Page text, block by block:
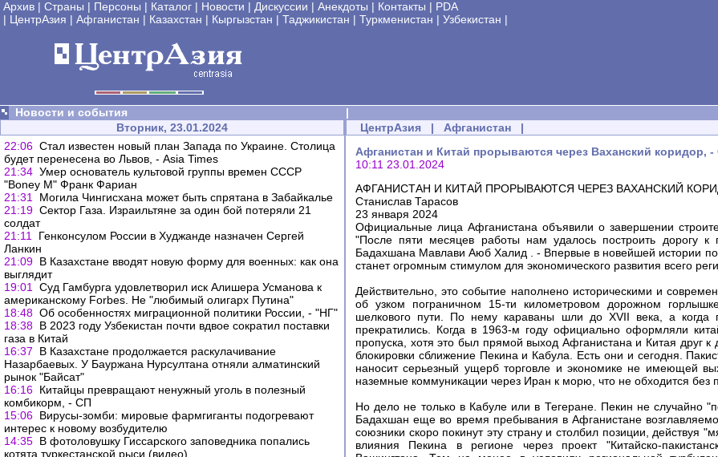
Архив | Страны | Персоны | Каталог | Новости | Дискуссии | Анекдоты | Контакты | PDA
| ЦентрАзия | Афганистан | Казахстан | Кыргызстан | Таджикистан | Туркменистан | Узбекистан |
Новости и события
|
Вторник, 23.01.2024
22:06 Стал известен новый план Запада по Украине. Столица
будет перенесена во Львов, - Asia Times
21:34 Умер основатель культовой группы времен СССР
"Boney M" Франк Фариан
21:31
Могила Чингисхана может быть спрятана в Забайкалье
21:19 Сектор Газа. Израильтяне за один бой потеряли 21
солдат
21:11
Генконсулом России в Худжанде назначен Сергей
Ланкин
21:09 В Казахстане вводят новую форму для военных: как она
выглядит
19:01
Суд Гамбурга удовлетворил иск Алишера Усманова к
американскому Forbes. Не "любимый олигарх Путина"
18:48 Об особенностях миграционной политики России, - "НГ"
18:38 В 2023 году Узбекистан почти вдвое сократил поставки
газа в Китай
16:37
В Казахстане продолжается раскулачивание
Назарбаевых. У Бауржана Нурсултана отняли алматинский
рынок "Байсат"
16:16 Китайцы превращают ненужный уголь в полезный
комбикорм, - СП
15:06 Вирусы-зомби: мировые фармгиганты подогревают
интерес к новому возбудителю
14:35 В фотоловушку Гиссарского заповедника попались
котята туркестанской рыси (видео)
ЦентрАзия | Афганистан |
Афганистан и Китай прорываются через Ваханский коридор, -
10:11 23.01.2024
АФГАНИСТАН И КИТАЙ ПРОРЫВАЮТСЯ ЧЕРЕЗ ВАХАНСКИЙ
Станислав Тарасов
23 января 2024
Официальные лица Афганистана объявили о завершении
"После пяти месяцев работы нам удалось построить дорогу
Бадахшана Мавлави Аюб Халид . - Впервые в новейшей истории
станет огромным стимулом для экономического развития всего
Действительно, это событие наполнено историческими и
об узком пограничном 15-ти километровом дорожном
шелкового пути. По нему караваны шли до XVII века, а когда
прекратились. Когда в 1963-м году официально оформляли
пропуска, хотя это был прямой выход Афганистана и Китая друг
блокировки сближение Пекина и Кабула. Есть они и сегодня.
наносит серьезный ущерб торговле и экономике не имеющей
наземные коммуникации через Иран к морю, что не обходится без
Но дело не только в Кабуле или в Тегеране. Пекин не случайно
Бадахшан еще во время пребывания в Афганистане
союзники скоро покинут эту страну и столбил позиции,
влияния Пекина в регионе через проект "Китайско-